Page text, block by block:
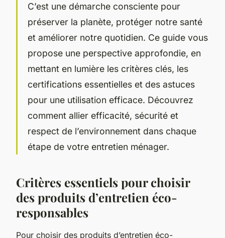
C’est une démarche consciente pour
préserver la planète, protéger notre santé
et améliorer notre quotidien. Ce guide vous
propose une perspective approfondie, en
mettant en lumière les critères clés, les
certifications essentielles et des astuces
pour une utilisation efficace. Découvrez
comment allier efficacité, sécurité et
respect de l’environnement dans chaque
étape de votre entretien ménager.
Critères essentiels pour choisir
des produits d’entretien éco-
responsables
Pour choisir des produits d’entretien éco-